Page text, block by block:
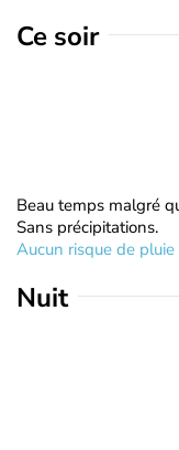
Ce soir
Beau temps malgré
Sans précipitations.
Aucun risque de pluie
Nuit